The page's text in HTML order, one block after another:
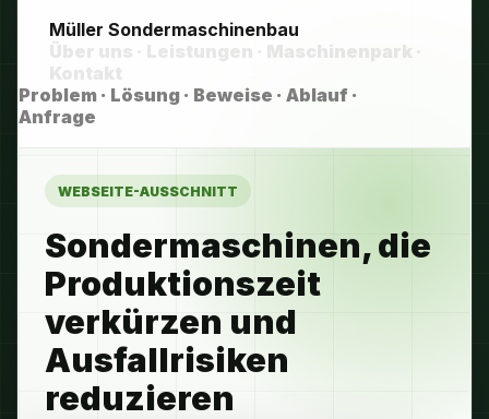
Eisenach
Müller Sondermaschinenbau
Über uns · Leistungen · Maschinenpark ·
Kontakt
Problem · Lösung · Beweise · Ablauf ·
Anfrage
WEBSEITE-AUSSCHNITT
Sondermaschinen, die
Produktionszeit
verkürzen und
Ausfallrisiken
reduzieren